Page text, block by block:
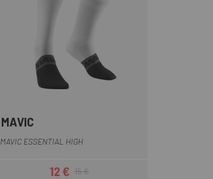
MAVIC
MAVIC ESSENTIAL HIGH
12 € 15 €